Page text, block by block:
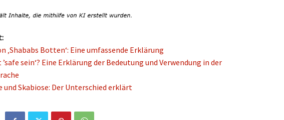
‚Shababs Botten‘: Eine umfassende Erklärung
sein‘? Eine Erklärung der Bedeutung und Verwendung in der
Skabiose: Der Unterschied erklärt